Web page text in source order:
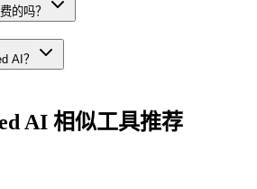
的吗？
AI？
AI 相似工具推荐